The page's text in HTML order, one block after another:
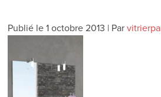
Publié le 1 octobre 2013 | Par